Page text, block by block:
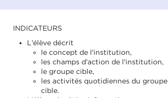
INDICATEURS
L'élève décrit
le concept de l'institution,
les champs d'action de l'institution,
le groupe cible,
les activités quotidiennes du groupe
cible.